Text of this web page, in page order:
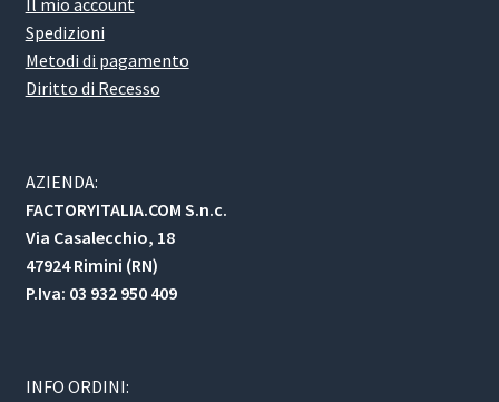
Spedizioni
Metodi di pagamento
Diritto di Recesso
AZIENDA:
FACTORYITALIA.COM S.n.c.
Via Casalecchio, 18
47924 Rimini (RN)
P.Iva: 03 932 950 409
INFO ORDINI: